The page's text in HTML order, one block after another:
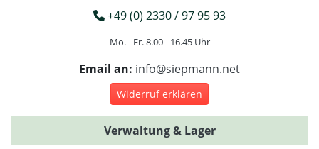
+49 (0) 2330 / 97 95 93
Mo. - Fr. 8.00 - 16.45 Uhr
Email an: info@siepmann.net
Widerruf erklären
Verwaltung & Lager